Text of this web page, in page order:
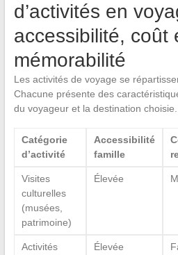
d’activités en
accessibilité, coût
mémorabilité
Les activités de voyage se
Chacune présente des
du voyageur et la destination choisie.
Catégorie
d’activité
Accessibilité
famille
Visites
culturelles
(musées,
patrimoine)
Élevée
Activités
Élevée